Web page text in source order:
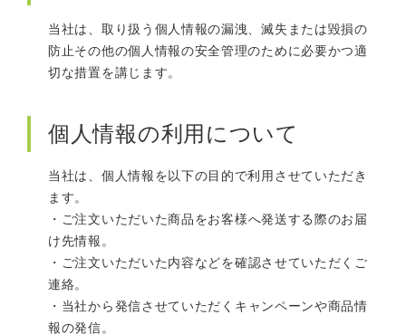
当社は、取り扱う個人情報の漏洩、滅失または毀損の
防止その他の個人情報の安全管理のために必要かつ適
切な措置を講じます。
個人情報の利用について
当社は、個人情報を以下の目的で利用させていただき
ます。
ご注文いただいた商品をお客様へ発送する際のお届
け先情報。
ご注文いただいた内容などを確認させていただくご
連絡。
当社から発信させていただくキャンペーンや商品情
報の発信。